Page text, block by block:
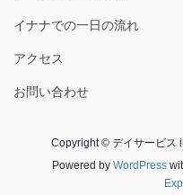
イナナでの一日の流れ
アクセス
お問い合わせ
Copyright © デイサービス
Powered by WordPress